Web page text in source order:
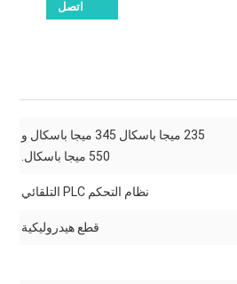
اتصل
235 ميجا باسكال 345 ميجا باسكال و
550 ميجا باسكال.
نظام التحكم PLC التلقائي
قطع هيدروليكية